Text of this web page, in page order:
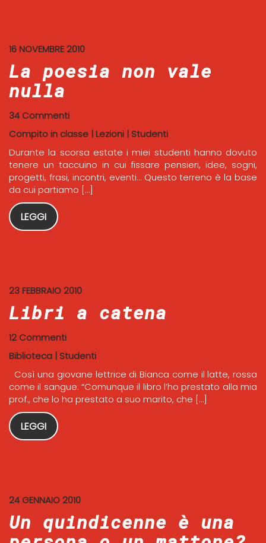
16 NOVEMBRE 2010
La poesia non vale
nulla
34 Commenti
Compito in classe | Lezioni | Studenti
Durante la scorsa estate i miei studenti hanno dovuto
tenere un taccuino in cui fissare pensieri, idee, sogni,
progetti, frasi, incontri, eventi… Questo terreno è la base
da cui partiamo […]
LEGGI
23 FEBBRAIO 2010
Libri a catena
12 Commenti
Biblioteca | Studenti
Così una giovane lettrice di Bianca come il latte, rossa
come il sangue: “Comunque il libro l’ho prestato alla mia
prof., che lo ha prestato a suo marito, che […]
LEGGI
24 GENNAIO 2010
Un quindicenne è una